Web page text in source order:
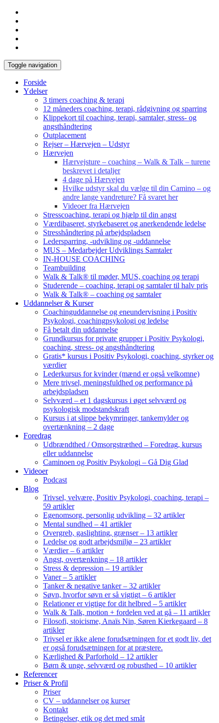
Toggle navigation
Forside
Ydelser
3 timers coaching & terapi
12 måneders coaching, terapi, rådgivning og sparring
Klippekort til coaching, terapi, samtaler, stress- og
angsthåndtering
Outplacement
Rejser – Hærvejen – Udstyr
Hærvejen
Hærvejsture – coaching – Walk & Talk – turene
beskrevet i detaljer
4 dage på Hærvejen
Hvilke udstyr skal du vælge til din Camino – og
andre lange vandreture? Få svaret her
Videoer fra Hærvejen
Stresscoaching, terapi og hjælp til din angst
Værdibaseret, styrkebaseret og anerkendende ledelse
Stresshåndtering på arbejdspladsen
Ledersparring, -udvikling og -uddannelse
MUS – Medarbejder Udviklings Samtaler
IN-HOUSE COACHING
Teambuilding
Walk & Talk® til møder, MUS, coaching og terapi
Studerende – coaching, terapi og samtaler til halv pris
Walk & Talk® – coaching og samtaler
Uddannelser & Kurser
Coachinguddannelse og eneundervisning i Positiv
Psykologi, coachingpsykologi og ledelse
Få betalt din uddannelse
Grundkursus for private grupper i Positiv Psykologi,
coaching, stress- og angsthåndtering
Gratis* kursus i Positiv Psykologi, coaching, styrker og
værdier
Lederkursus for kvinder (mænd er også velkomne)
Mere trivsel, meningsfuldhed og performance på
arbejdspladsen
Selvværd – et 1 dagskursus i øget selvværd og
psykologisk modstandskraft
Kursus i at slippe bekymringer, tankemylder og
overtænkning – 2 dage
Foredrag
Udbrændthed / Omsorgstræthed – Foredrag, kursus
eller uddannelse
Caminoen og Positiv Psykologi – Gå Dig Glad
Videoer
Podcast
Blog
Trivsel, velvære, Positiv Psykologi, coaching, terapi –
59 artikler
Egenomsorg, personlig udvikling – 32 artikler
Mental sundhed – 41 artikler
Overgreb, gaslighting, grænser – 13 artikler
Ledelse og godt arbejdsmiljø – 23 artikler
Værdier – 6 artikler
Angst, overtænkning – 18 artikler
Stress & depression – 19 artikler
Vaner – 5 artikler
Tanker & negative tanker – 32 artikler
Søvn, hvorfor søvn er så vigtigt – 6 artikler
Relationer er vigtige for dit helbred – 5 artikler
Walk & Talk, motion + fordelen ved at gå – 11 artikler
Filosofi, stoicisme, Anaïs Nin, Søren Kierkegaard – 8
artikler
Trivsel er ikke alene forudsætningen for et godt liv, det
er også forudsætningen for at præstere.
Kærlighed & Parforhold – 12 artikler
Børn & unge, selvværd og robusthed – 10 artikler
Referencer
Priser & Profil
Priser
CV – uddannelser og kurser
Kontakt
Betingelser, etik og det med småt